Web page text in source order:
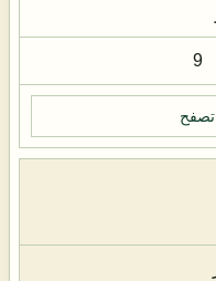
9
تصفح